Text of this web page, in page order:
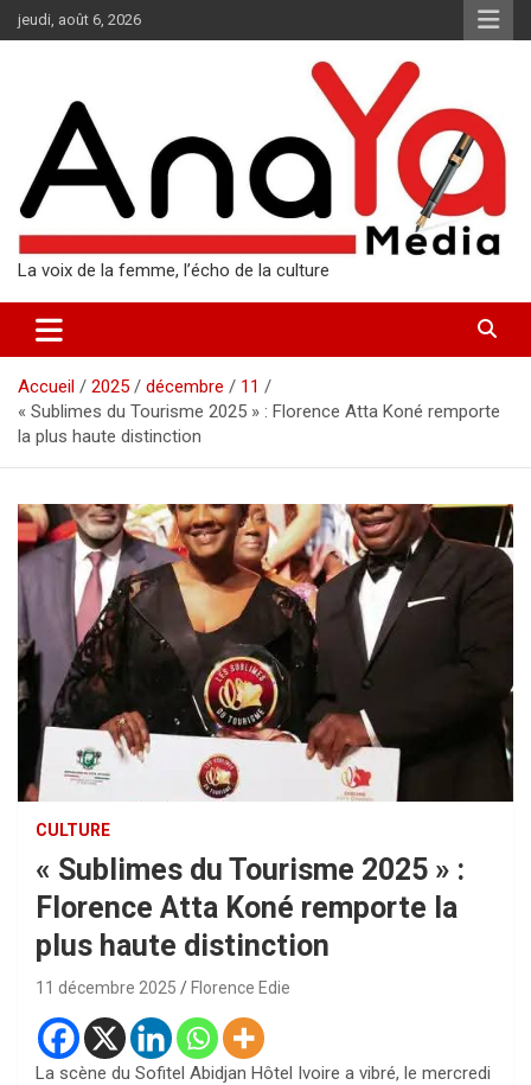
Aller
au
jeudi, août 6, 2026
La voix de la femme, l’écho de la culture
Accueil 2025 décembre
11
« Sublimes du Tourisme 2025 » : Florence Atta Koné remporte
la plus haute distinction
CULTURE
« Sublimes du Tourisme 2025 » :
Florence Atta Koné remporte la
plus haute distinction
11 décembre 2025 Florence Edie
La scène du Sofitel Abidjan Hôtel Ivoire a vibré, le mercredi